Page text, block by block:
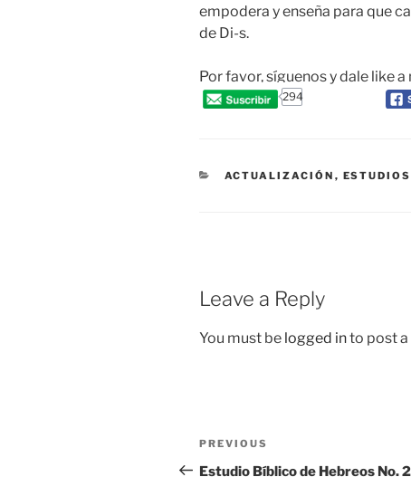
empodera y enseña para que
de Di-s.
Por favor, síguenos y dale like
294
CATEGORIES
ACTUALIZACIÓN ,
Leave a Reply
You must be logged into post
Post
navigation
Previous
Post
PREVIOUS
Estudio Bíblico de Hebreos No.